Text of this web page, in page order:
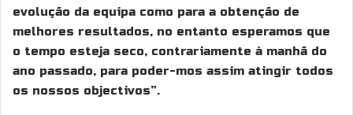
evolução da equipa como para a obtenção de
melhores resultados, no entanto esperamos que
o tempo esteja seco, contrariamente à manhã do
ano passado, para poder-mos assim atingir todos
os nossos objectivos”.